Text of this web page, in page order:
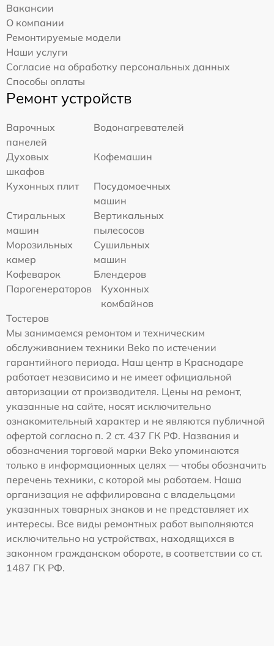
Вакансии
О компании
Ремонтируемые модели
Наши услуги
Согласие на обработку персональных данных
Способы оплаты
Ремонт устройств
Варочных
панелей
Водонагревателей
Духовых
шкафов
Кофемашин
Кухонных плит
Посудомоечных
машин
Стиральных
машин
Вертикальных
пылесосов
Морозильных
камер
Сушильных
машин
Кофеварок
Блендеров
Парогенераторов
Кухонных
комбайнов
Тостеров
Мы занимаемся ремонтом и техническим
обслуживанием техники Beko по истечении
гарантийного периода. Наш центр в Краснодаре
работает независимо и не имеет официальной
авторизации от производителя. Цены на ремонт,
указанные на сайте, носят исключительно
ознакомительный характер и не являются публичной
офертой согласно п. 2 ст. 437 ГК РФ. Названия и
обозначения торговой марки Beko упоминаются
только в информационных целях — чтобы обозначить
перечень техники, с которой мы работаем. Наша
организация не аффилирована с владельцами
указанных товарных знаков и не представляет их
интересы. Все виды ремонтных работ выполняются
исключительно на устройствах, находящихся в
законном гражданском обороте, в соответствии со ст.
1487 ГК РФ.